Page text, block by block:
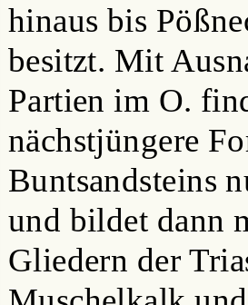
hinaus bis
besitzt. Mit
Partien im O.
nächstjüngere
Buntsandsteins
und bildet dann
Gliedern der